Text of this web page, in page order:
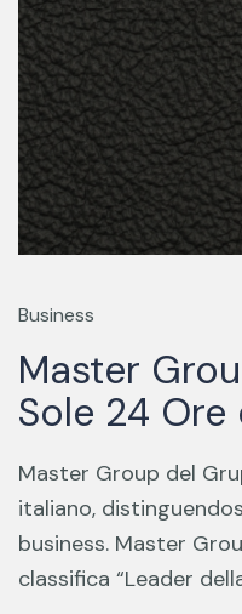
Business
Master
Sole 24
Master Group del
italiano,
business. Master
classifica “Leader